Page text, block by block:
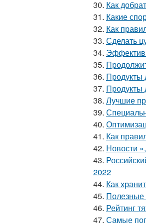
30. Как
31. Какие
32. Как
33. Сделать
34.
35.
36. Продукты
37. Продукты
38. Лучшие
39.
40.
41. Как
42. Новости
43.
2022
44. Как
45. Полезные
46. Рейтинг
47. Самые